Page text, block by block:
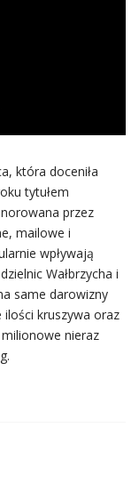
która doceniła
tytułem
przez
mailowe i
wpływają
Wałbrzycha i
same darowizny
kruszywa oraz
nieraz